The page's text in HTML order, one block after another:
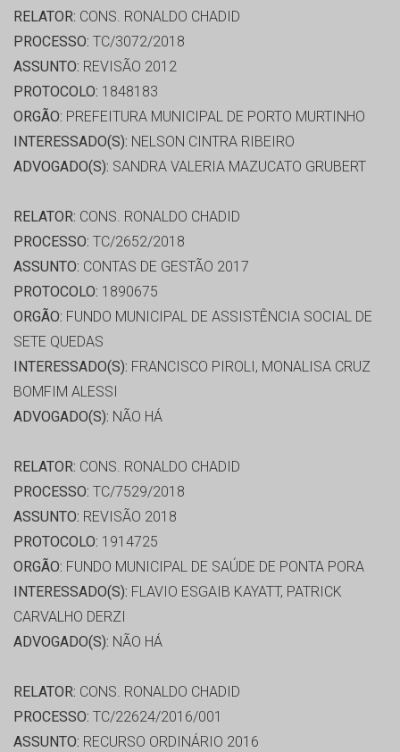
RELATOR: CONS. RONALDO CHADID
PROCESSO: TC/3072/2018
ASSUNTO: REVISÃO 2012
PROTOCOLO: 1848183
ORGÃO: PREFEITURA MUNICIPAL DE PORTO MURTINHO
INTERESSADO(S): NELSON CINTRA RIBEIRO
ADVOGADO(S): SANDRA VALERIA MAZUCATO GRUBERT
RELATOR: CONS. RONALDO CHADID
PROCESSO: TC/2652/2018
ASSUNTO: CONTAS DE GESTÃO 2017
PROTOCOLO: 1890675
ORGÃO: FUNDO MUNICIPAL DE ASSISTÊNCIA SOCIAL DE
SETE QUEDAS
INTERESSADO(S): FRANCISCO PIROLI, MONALISA CRUZ
BOMFIM ALESSI
ADVOGADO(S): NÃO HÁ
RELATOR: CONS. RONALDO CHADID
PROCESSO: TC/7529/2018
ASSUNTO: REVISÃO 2018
PROTOCOLO: 1914725
ORGÃO: FUNDO MUNICIPAL DE SAÚDE DE PONTA PORA
INTERESSADO(S): FLAVIO ESGAIB KAYATT, PATRICK
CARVALHO DERZI
ADVOGADO(S): NÃO HÁ
RELATOR: CONS. RONALDO CHADID
PROCESSO: TC/22624/2016/001
ASSUNTO: RECURSO ORDINÁRIO 2016